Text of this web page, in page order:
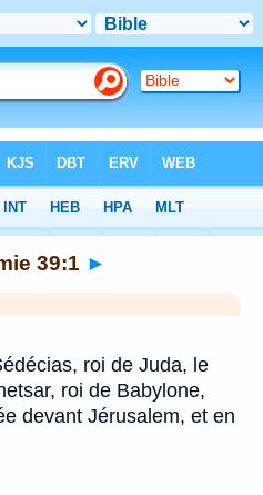
39:1 ►
roi de Juda, le
roi de Babylone,
devant Jérusalem, et en